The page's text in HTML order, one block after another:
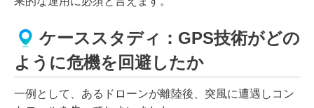
ケーススタディ：GPS技術がどの
ように危機を回避したか
一例として、あるドローンが離陸後、突風に遭遇しコン